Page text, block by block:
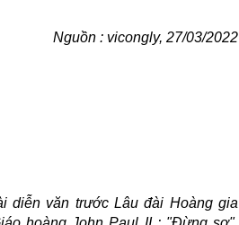
Nguồn : vicongly, 27/03/2022
diễn văn trước Lâu đài Hoàng gia